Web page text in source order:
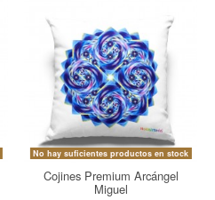
No hay suficientes productos en stock
Cojines Premium Arcángel
Miguel